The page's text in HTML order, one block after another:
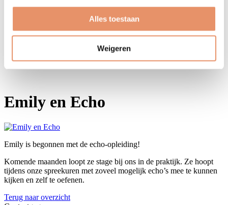
Alles toestaan
Weigeren
Prenatale screening
Prenatale diagnostiek
(Zwangerschaps-)Diabetes
Hemoglobinecontrole
Nieuws
Emily en Echo
Emily is begonnen met de echo-opleiding!
Komende maanden loopt ze stage bij ons in de praktijk. Ze hoopt
tijdens onze spreekuren met zoveel mogelijk echo’s mee te kunnen
kijken en zelf te oefenen.
Terug naar overzicht